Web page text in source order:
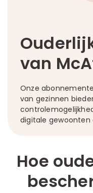
van
Onze
van gezinnen
digitale gewoonten
Hoe